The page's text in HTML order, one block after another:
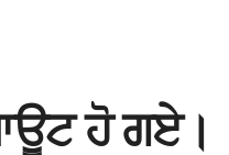
ਹੋ ਗਏ।